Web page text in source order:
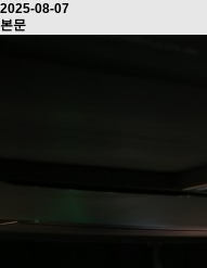
2025-08-07
본문